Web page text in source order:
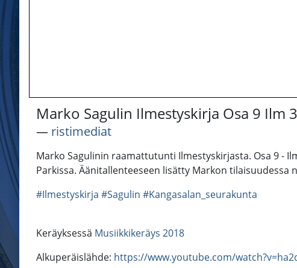
Marko Sagulin Ilmestyskirja Osa 9 Ilm
― ristimediat
Marko Sagulinin raamattutunti Ilmestyskirjasta. Osa 9 -
Parkissa. Äänitallenteeseen lisätty Markon tilaisuudessa
#Ilmestyskirja #Sagulin #Kangasalan_seurakunta
Keräyksessä Musiikkikeräys 2018
Alkuperäislähde: https://www.youtube.com/